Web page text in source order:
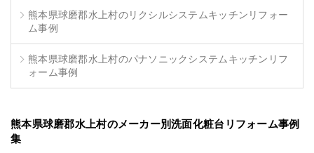
熊本県球磨郡水上村のリクシルシステムキッチンリフォー
ム事例
熊本県球磨郡水上村のパナソニックシステムキッチンリフ
ォーム事例
熊本県球磨郡水上村のメーカー別洗面化粧台リフォーム事例
集